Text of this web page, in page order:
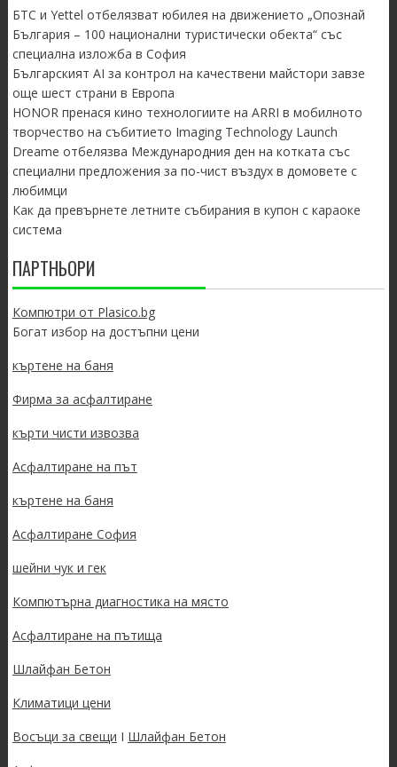
БТС и Yettel отбелязват юбилея на движението „Опознай
България – 100 национални туристически обекта“ със
специална изложба в София
Българският AI за контрол на качествени майстори завзе
още шест страни в Европа
HONOR пренася кино технологиите на ARRI в мобилното
творчество на събитието Imaging Technology Launch
Dreame отбелязва Международния ден на котката със
специални предложения за по-чист въздух в домовете с
любимци
Как да превърнете летните събирания в купон с караоке
система
ПАРТНЬОРИ
Компютри от Plasico.bg
Богат избор на достъпни цени
къртене на баня
Фирма за асфалтиране
кърти чисти извозва
Асфалтиране на път
къртене на баня
Асфалтиране София
шейни чук и гек
Компютърна диагностика на място
Асфалтиране на пътища
Шлайфан Бетон
Климатици цени
Восъци за свещи I Шлайфан Бетон